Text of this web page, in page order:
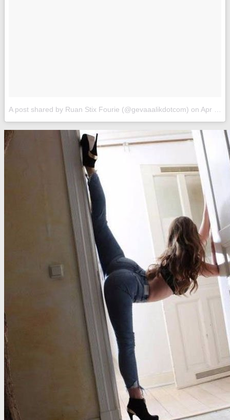
A post shared by Ruan Stix Fourie (@gevaaalikdotcom) on Apr 7, 2017 at 2:44am PDT